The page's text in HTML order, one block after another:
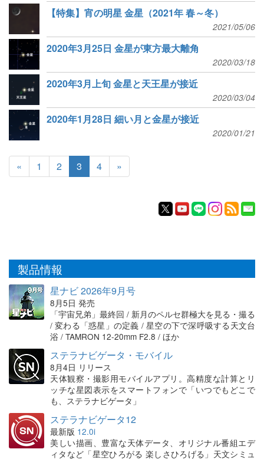
【特集】宵の明星 金星（2021年 春～冬）
2021/05/06
2020年3月25日 金星が東方最大離角
2020/03/18
2020年3月上旬 金星と天王星が接近
2020/03/04
2020年1月28日 細い月と金星が接近
2020/01/21
« 1 2 3 4 »
製品情報
星ナビ 2026年9月号
8月5日 発売
「宇宙兄弟」最終回 / 新月のペルセ群極大を見る・撮る
/ 変わる「惑星」の定義 / 星空の下で深呼吸する天文台
浴 / TAMRON 12-20mm F2.8 / ほか
ステラナビゲータ・モバイル
8月4日 リリース
天体観察・撮影用モバイルアプリ。高精度な計算とリ
ッチな星図表示をスマートフォンで「いつでもどこで
も、ステラナビゲータ」
ステラナビゲータ12
最新版 12.0i
美しい描画、豊富な天体データ、オリジナル番組エデ
ィタなど「星空ひろがる 楽しさひろげる」天文シミュ